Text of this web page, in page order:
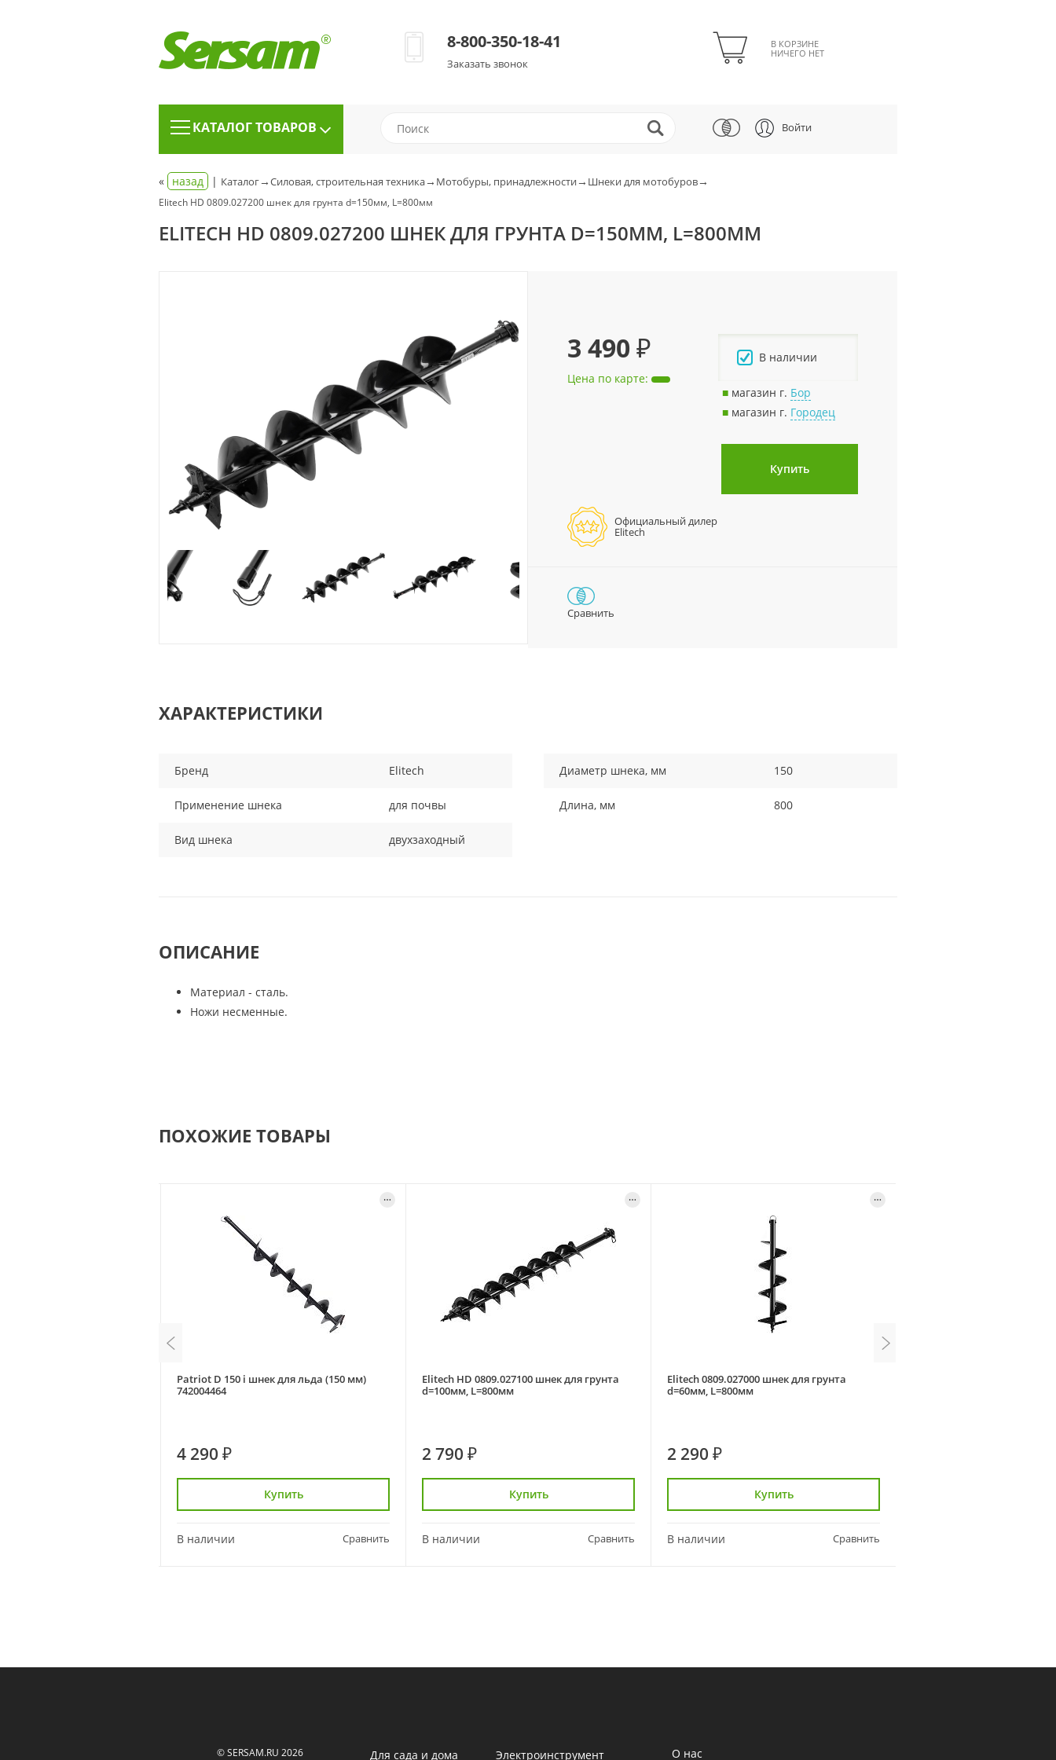
8-800-350-18-41
Заказать звонок
В КОРЗИНЕ
НИЧЕГО НЕТ
КАТАЛОГ ТОВАРОВ Войти
« назад | Каталог→Силовая, строительная техника→ Мотобуры, принадлежности→ Шнеки для мотобуров→
Elitech HD 0809.027200 шнек для грунта d=150мм, L=800мм
ELITECH HD 0809.027200 ШНЕК ДЛЯ ГРУНТА D=150ММ, L=800ММ
3 490 ₽
Цена по карте:
В наличии
■ магазин г. Бор
■ магазин г. Городец
Купить
Официальный дилер
Elitech
Сравнить
ХАРАКТЕРИСТИКИ
Бренд Elitech
Применение шнека для почвы
Вид шнека двухзаходный
Диаметр шнека, мм 150
Длина, мм 800
ОПИСАНИЕ
Материал - сталь.
Ножи несменные.
ПОХОЖИЕ ТОВАРЫ
Patriot D 150 i шнек для льда (150 мм)
742004464
4 290 ₽
Купить
В наличии Сравнить
Elitech HD 0809.027100 шнек для грунта
d=100мм, L=800мм
2 790 ₽
Купить
В наличии Сравнить
Elitech 0809.027000 шнек для грунта
d=60мм, L=800мм
2 290 ₽
Купить
В наличии Сравнить
© SERSAM.RU 2026 Для сада и дома Электроинструмент О нас